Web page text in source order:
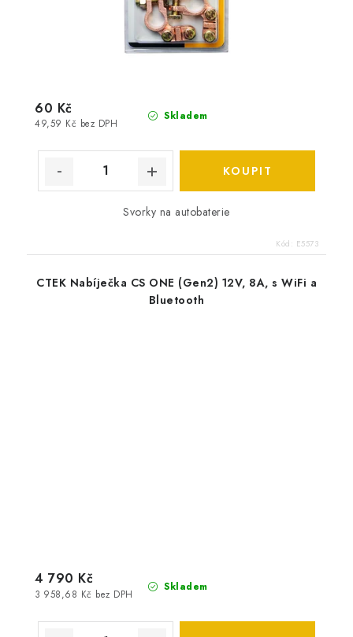
Skladem
49,59 Kč bez DPH
60 Kč
Svorky na autobaterie
Kód: E5573
CTEK Nabíječka CS ONE (Gen2) 12V, 8A, s WiFi a
Bluetooth
Skladem
3 958,68 Kč bez DPH
4 790 Kč